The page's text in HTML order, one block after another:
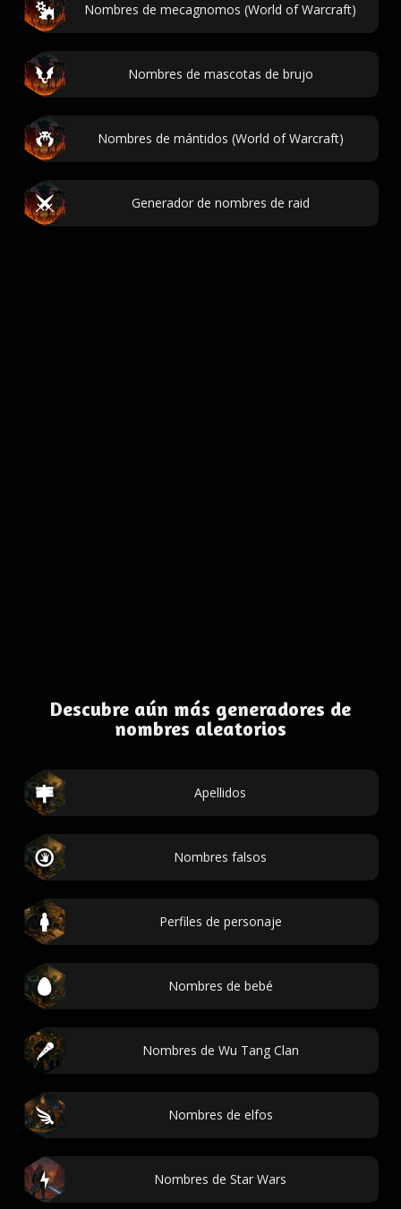
Nombres de mecagnomos (World of Warcraft)
Nombres de mascotas de brujo
Nombres de mántidos (World of Warcraft)
Generador de nombres de raid
Descubre aún más generadores de
nombres aleatorios
Apellidos
Nombres falsos
Perfiles de personaje
Nombres de bebé
Nombres de Wu Tang Clan
Nombres de elfos
Nombres de Star Wars